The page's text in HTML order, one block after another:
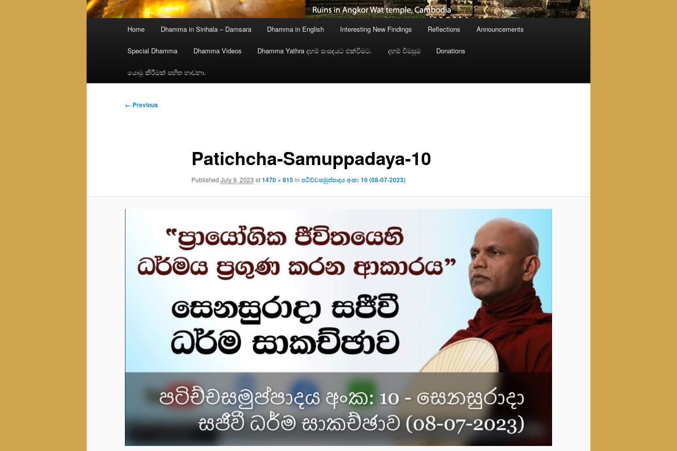
Home Dhamma in Sinhala – Damsara Dhamma in English Interesting New Findings Reflections Announcements
Special Dhamma Dhamma Videos Dhamma Yathra දහම් සංසදයට එක්වීමට. දහම් විමසුම Donations
යොමු කිරීමක් සහිත භාවනා.
Image
← Previous
Patichcha-Samuppadaya-10
Published July 9, 2023 at1470 × 815in පටිච්චසමුප්පාදය අංක: 10 (08-07-2023)